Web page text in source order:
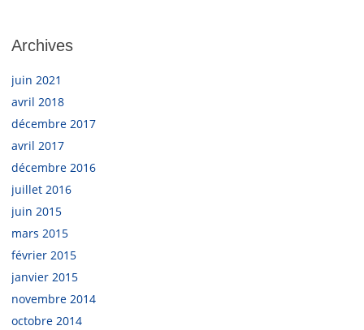
Archives
juin 2021
avril 2018
décembre 2017
avril 2017
décembre 2016
juillet 2016
juin 2015
mars 2015
février 2015
janvier 2015
novembre 2014
octobre 2014